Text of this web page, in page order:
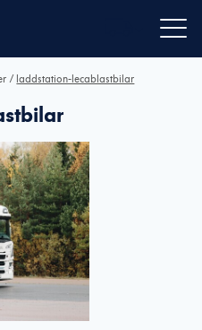
/ laddstation-lecablastbilar